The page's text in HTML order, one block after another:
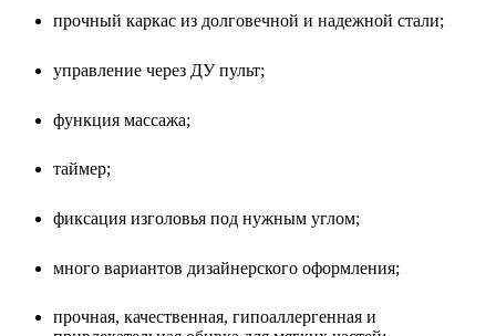
прочный каркас из долговечной и надежной стали;
управление через ДУ пульт;
функция массажа;
таймер;
фиксация изголовья под нужным углом;
много вариантов дизайнерского оформления;
прочная, качественная, гипоаллергенная и